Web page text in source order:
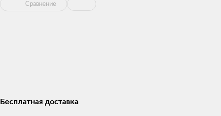
Сравнение
Бесплатная доставка